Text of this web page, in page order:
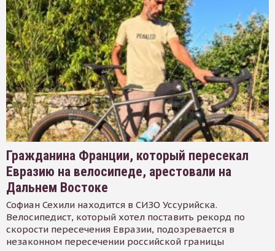
Гражданина Франции, который пересекал
Евразию на велосипеде, арестовали на
Дальнем Востоке
Софиан Сехили находится в СИЗО Уссурийска.
Велосипедист, который хотел поставить рекорд по
скорости пересечения Евразии, подозревается в
незаконном пересечении российской границы